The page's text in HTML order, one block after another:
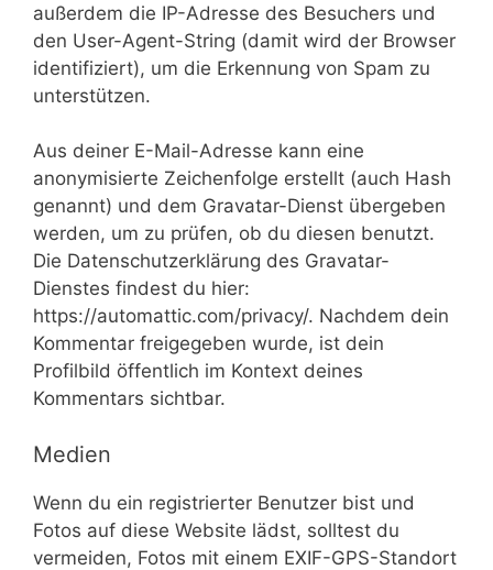
außerdem die IP-Adresse des Besuchers und
den User-Agent-String (damit wird der Browser
identifiziert), um die Erkennung von Spam zu
unterstützen.
Aus deiner E-Mail-Adresse kann eine
anonymisierte Zeichenfolge erstellt (auch Hash
genannt) und dem Gravatar-Dienst übergeben
werden, um zu prüfen, ob du diesen benutzt.
Die Datenschutzerklärung des Gravatar-
Dienstes findest du hier:
https://automattic.com/privacy/. Nachdem dein
Kommentar freigegeben wurde, ist dein
Profilbild öffentlich im Kontext deines
Kommentars sichtbar.
Medien
Wenn du ein registrierter Benutzer bist und
Fotos auf diese Website lädst, solltest du
vermeiden, Fotos mit einem EXIF-GPS-Standort